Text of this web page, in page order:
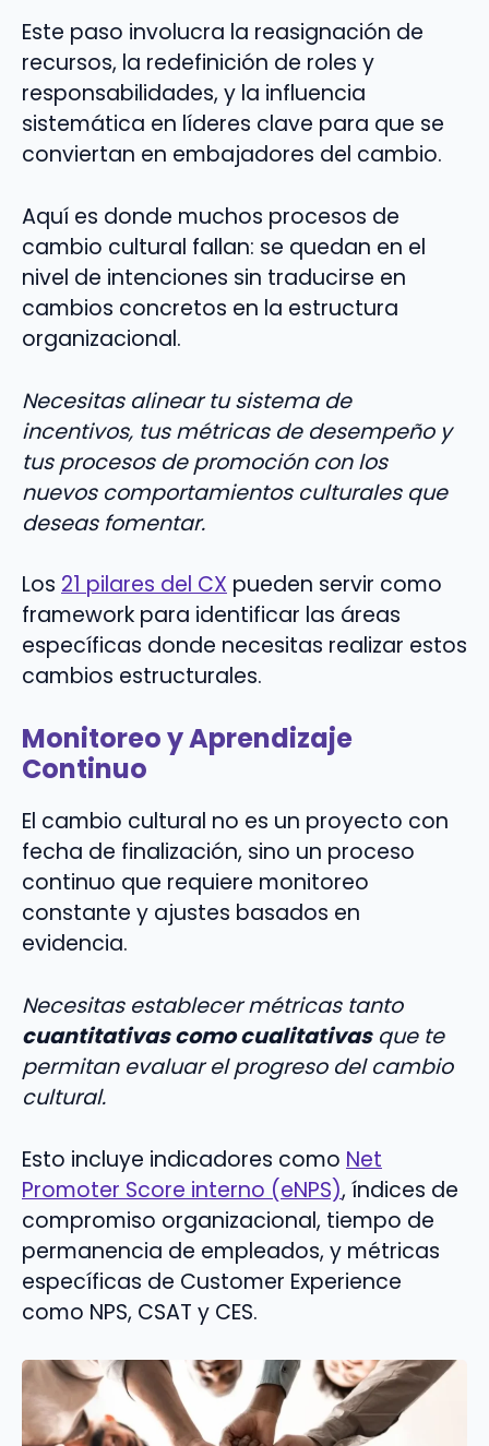
Este paso involucra la reasignación de
recursos, la redefinición de roles y
responsabilidades, y la influencia
sistemática en líderes clave para que se
conviertan en embajadores del cambio.
Aquí es donde muchos procesos de
cambio cultural fallan: se quedan en el
nivel de intenciones sin traducirse en
cambios concretos en la estructura
organizacional.
Necesitas alinear tu sistema de
incentivos, tus métricas de desempeño y
tus procesos de promoción con los
nuevos comportamientos culturales que
deseas fomentar.
Los 21 pilares del CX pueden servir como
framework para identificar las áreas
específicas donde necesitas realizar estos
cambios estructurales.
Monitoreo y Aprendizaje
Continuo
El cambio cultural no es un proyecto con
fecha de finalización, sino un proceso
continuo que requiere monitoreo
constante y ajustes basados en
evidencia.
Necesitas establecer métricas tanto
cuantitativas como cualitativasque te
permitan evaluar el progreso del cambio
cultural.
Esto incluye indicadores como Net
Promoter Score interno (eNPS), índices de
compromiso organizacional, tiempo de
permanencia de empleados, y métricas
específicas de Customer Experience
como NPS, CSAT y CES.